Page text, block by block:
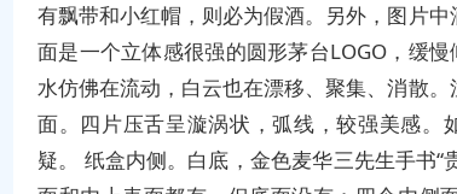
有飘带和小红帽，则必为假酒。另外，图片
面是一个立体感很强的圆形茅台LOGO，缓
水仿佛在流动，白云也在漂移、聚集、消散
面。四片压舌呈漩涡状，弧线，较强美感。
疑。 纸盒内侧。白底，金色麦华三先生手书“